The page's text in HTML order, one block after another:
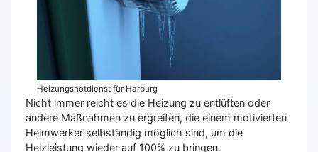
Heizungsnotdienst für Harburg
Nicht immer reicht es die Heizung zu entlüften oder
andere Maßnahmen zu ergreifen, die einem motivierten
Heimwerker selbständig möglich sind, um die
Heizleistung wieder auf 100% zu bringen.